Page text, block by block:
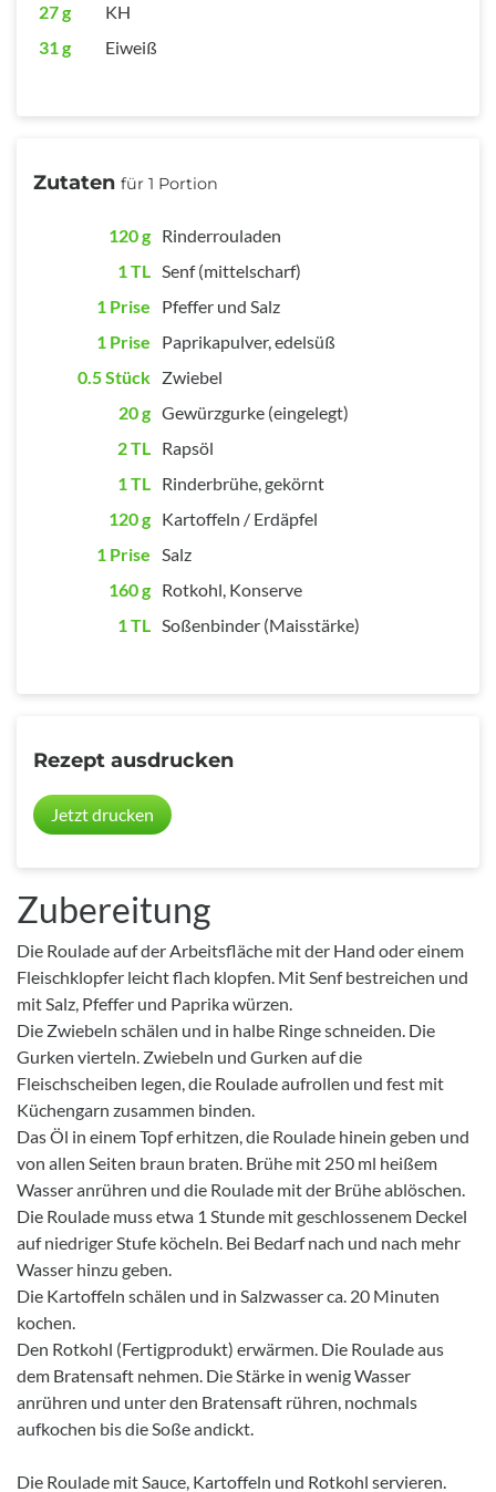
27 g
KH
31 g
Eiweiß
Zutaten für 1 Portion
120 g Rinderrouladen
1 TL Senf (mittelscharf)
1 Prise
Pfeffer und Salz
1 Prise
Paprikapulver, edelsüß
0.5 Stück Zwiebel
20 g Gewürzgurke (eingelegt)
2 TL Rapsöl
1 TL Rinderbrühe, gekörnt
120 g Kartoffeln / Erdäpfel
1 Prise Salz
160 g Rotkohl, Konserve
1 TL Soßenbinder (Maisstärke)
Rezept ausdrucken
Jetzt drucken
Zubereitung
Die Roulade auf der Arbeitsfläche mit der Hand oder einem
Fleischklopfer leicht flach klopfen. Mit Senf bestreichen und
mit Salz, Pfeffer und Paprika würzen.
Die Zwiebeln schälen und in halbe Ringe schneiden. Die
Gurken vierteln. Zwiebeln und Gurken auf die
Fleischscheiben legen, die Roulade aufrollen und fest mit
Küchengarn zusammen binden.
Das Öl in einem Topf erhitzen, die Roulade hinein geben und
von allen Seiten braun braten. Brühe mit 250 ml heißem
Wasser anrühren und die Roulade mit der Brühe ablöschen.
Die Roulade muss etwa 1 Stunde mit geschlossenem Deckel
auf niedriger Stufe köcheln. Bei Bedarf nach und nach mehr
Wasser hinzu geben.
Die Kartoffeln schälen und in Salzwasser ca. 20 Minuten
kochen.
Den Rotkohl (Fertigprodukt) erwärmen. Die Roulade aus
dem Bratensaft nehmen. Die Stärke in wenig Wasser
anrühren und unter den Bratensaft rühren, nochmals
aufkochen bis die Soße andickt.
Die Roulade mit Sauce, Kartoffeln und Rotkohl servieren.